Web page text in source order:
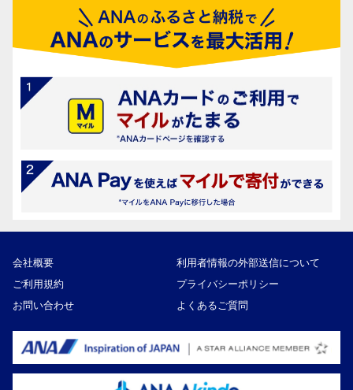
会社概要
利用者情報の外部送信について
ご利用規約
プライバシーポリシー
お問い合わせ
よくあるご質問